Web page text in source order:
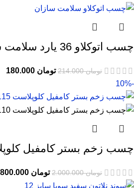
چسب اتوکلاو 36 یارد سلامت سازان
تومان214.000 تومان
-10%
چسب زخم بستر کامفیل
تومان2.000.000 تومان